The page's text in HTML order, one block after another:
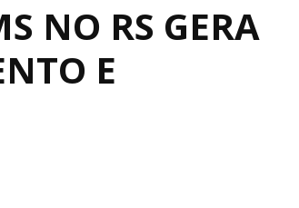
NO RS GERA
E